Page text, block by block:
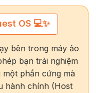
OS 💻✨
bên trong máy ảo
bạn trải nghiệm
phần cứng mà
hành chính (Host